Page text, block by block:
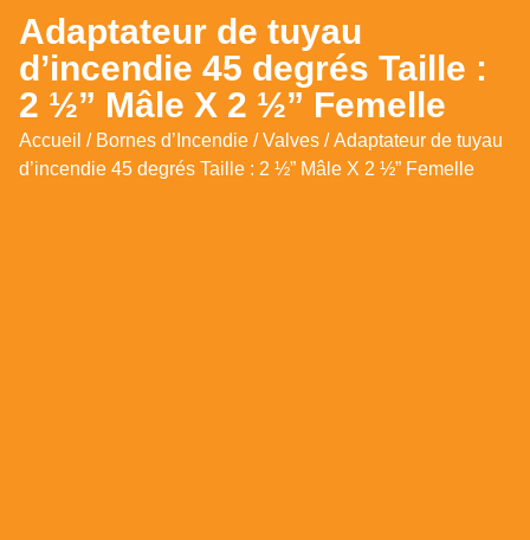
Adaptateur de tuyau
d’incendie 45 degrés Taille :
2 ½” Mâle X 2 ½” Femelle
Accueil / Bornes d’Incendie /Valves / Adaptateur de tuyau
d’incendie 45 degrés Taille : 2 ½” Mâle X 2 ½” Femelle